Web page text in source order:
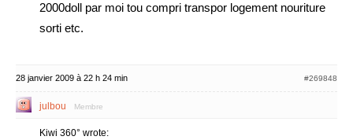
2000doll par moi tou compri transpor logement nouriture
sorti etc.
28 janvier 2009 à 22 h 24 min #269848
julbou Membre
Kiwi 360° wrote: